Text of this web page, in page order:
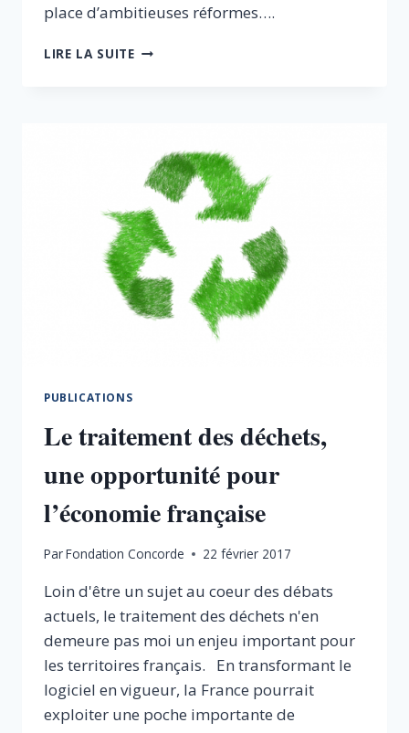
place d’ambitieuses réformes….
LIRE LA SUITESTRATÉGIE
LA
DÉPENSE
PUBLIQUE
PUBLICATIONS
Le traitement des déchets,
une opportunité pour
l’économie française
ParFondation Concorde 22 février 2017
Loin d'être un sujet au coeur des débats
actuels, le traitement des déchets n'en
demeure pas moi un enjeu important pour
les territoires français. En transformant le
logiciel en vigueur, la France pourrait
exploiter une poche importante de